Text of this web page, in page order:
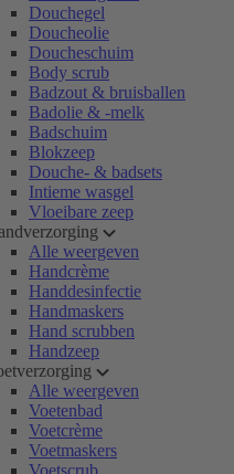
Douchegel
Doucheolie
Doucheschuim
Body scrub
Badzout & bruisballen
Badolie & -melk
Badschuim
Blokzeep
Douche- & badsets
Intieme wasgel
Vloeibare zeep
Alle weergeven
Handcrème
Handdesinfectie
Handmaskers
Hand scrubben
Handzeep
Alle weergeven
Voetenbad
Voetcrème
Voetmaskers
Voetscrub